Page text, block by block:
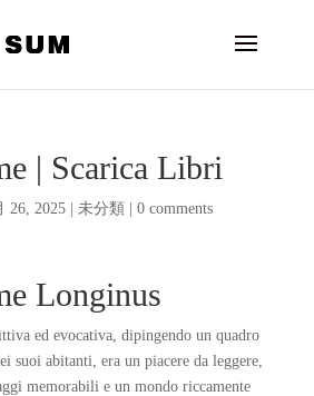
| Scarica Libri
26, 2025| 未分類 0 comments
Longinus
ed evocativa, dipingendo un quadro
suoi abitanti, era un piacere da leggere,
memorabili e un mondo riccamente